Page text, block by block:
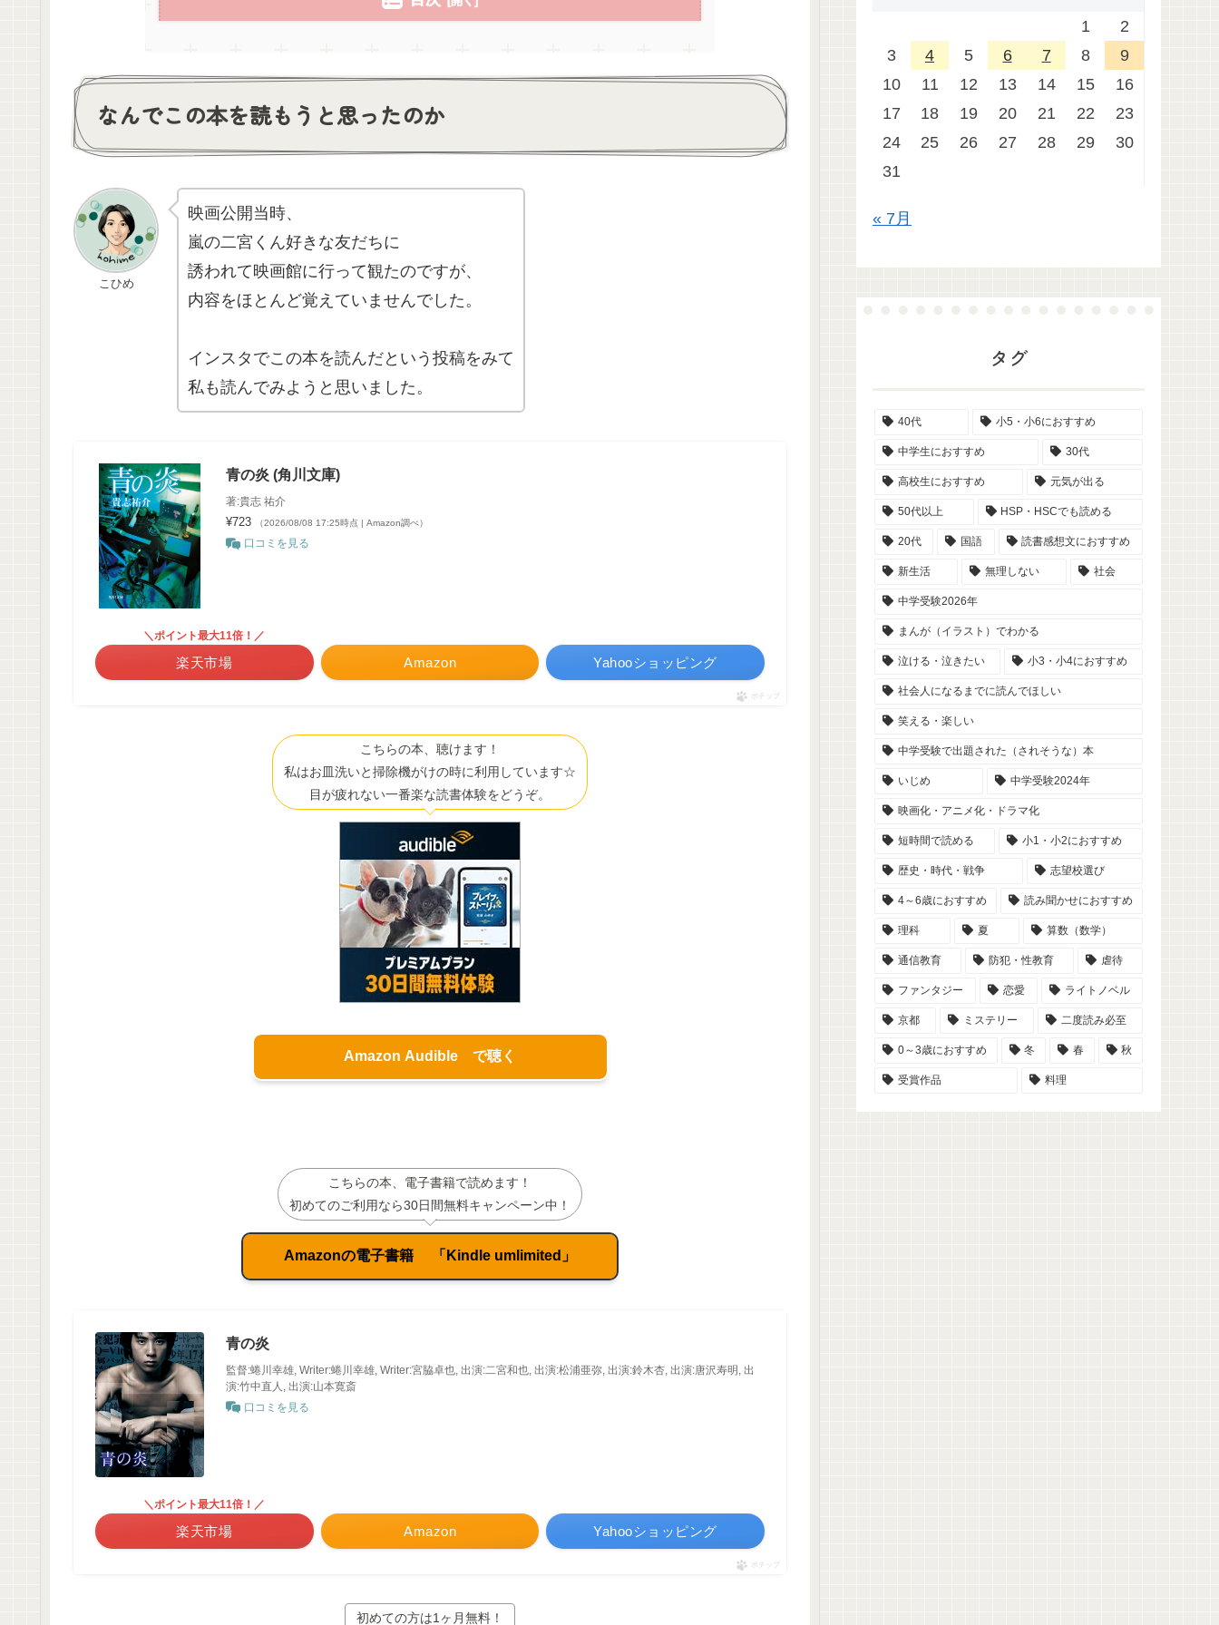
なんでこの本を読もうと思ったのか
こひめ
映画公開当時、
嵐の二宮くん好きな友だちに
誘われて映画館に行って観たのですが、
内容をほとんど覚えていませんでした。
インスタでこの本を読んだという投稿をみて
私も読んでみようと思いました。
青の炎 (角川文庫)
著:貴志 祐介
¥723 （2026/08/08 17:25時点 | Amazon調べ）
口コミを見る
Amazon
＼ポイント最大11倍！／
楽天市場 Yahooショッピング
ポチップ
こちらの本、聴けます！
私はお皿洗いと掃除機がけの時に利用しています☆
目が疲れない一番楽な読書体験をどうぞ。
Amazon Audible で聴く
こちらの本、電子書籍で読めます！
初めてのご利用なら30日間無料キャンペーン中！
Amazonの電子書籍 「Kindle umlimited」
青の炎
監督:蜷川幸雄, Writer:蜷川幸雄, Writer:宮脇卓也, 出演:二宮和也, 出演:松浦亜弥, 出演:鈴木杏, 出演:唐沢寿明, 出
演:竹中直人, 出演:山本寛斎
口コミを見る
Amazon
＼ポイント最大11倍！／
楽天市場 Yahooショッピング
ポチップ
初めての方は1ヶ月無料！
1
2
3
4 5 6 7 8
9
10
11 12 13 14 15
16
17
18 19 20 21 22
23
24
25 26 27 28 29
30
31
« 7月
タグ
40代 小5・小6におすすめ
中学生におすすめ 30代
高校生におすすめ 元気が出る
50代以上 HSP・HSCでも読める
20代 国語 読書感想文におすすめ
新生活 無理しない 社会
中学受験2026年
まんが（イラスト）でわかる
泣ける・泣きたい 小3・小4におすすめ
社会人になるまでに読んでほしい
笑える・楽しい
中学受験で出題された（されそうな）本
いじめ 中学受験2024年
映画化・アニメ化・ドラマ化
短時間で読める 小1・小2におすすめ
歴史・時代・戦争 志望校選び
4～6歳におすすめ 読み聞かせにおすすめ
理科 夏 算数（数学）
通信教育 防犯・性教育 虐待
ファンタジー 恋愛 ライトノベル
京都 ミステリー 二度読み必至
0～3歳におすすめ 冬 春 秋
受賞作品 料理